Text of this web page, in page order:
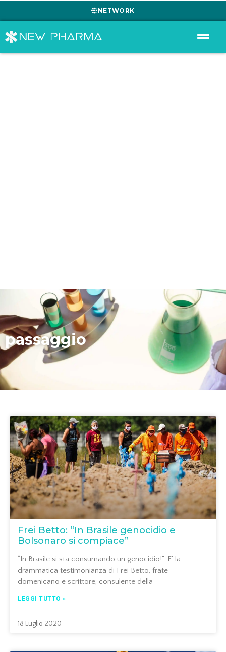
NETWORK
passaggio
Frei Betto: “In Brasile genocidio e
Bolsonaro si compiace”
“In Brasile si sta consumando un genocidio!”. E’ la
drammatica testimonianza di Frei Betto, frate
domenicano e scrittore, consulente della
LEGGI TUTTO »
18 Luglio 2020